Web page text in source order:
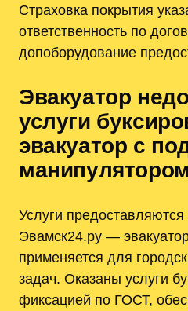
Страховка покрытия
ответственность по
допоборудование
Эвакуатор
услуги
эвакуатор с
манипулятором
Услуги
Эвамск24.ру —
применяется для
задач. Оказаны услуги
фиксацией по ГОСТ,